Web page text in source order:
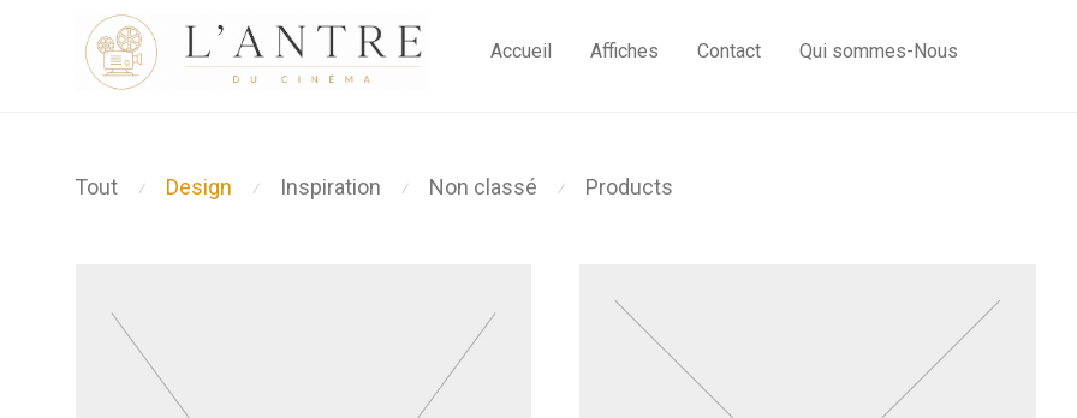
Accueil Affiches Contact Qui sommes-Nous
Tout ⁄ Design ⁄ Inspiration ⁄ Non classé ⁄ Products